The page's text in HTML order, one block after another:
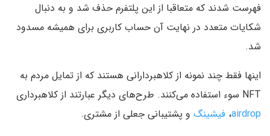
فهرست شدند که متعاقبا از این پلتفرم حذف شد و به دنبال
شکایات متعدد در نهایت آن حساب کاربری برای همیشه مسدود
شد.
اینها فقط چند نمونه از کلاهبردارانی هستند که از تمایل مردم به
NFT سوء استفاده می‌کنند. طرح‌های دیگر عبارتند از کلاهبرداری
airdrop، فیشینگ و پشتیبانی جعلی از مشتری.